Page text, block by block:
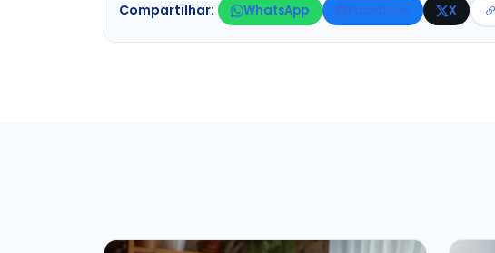
Compartilhar: WhatsApp Facebook X